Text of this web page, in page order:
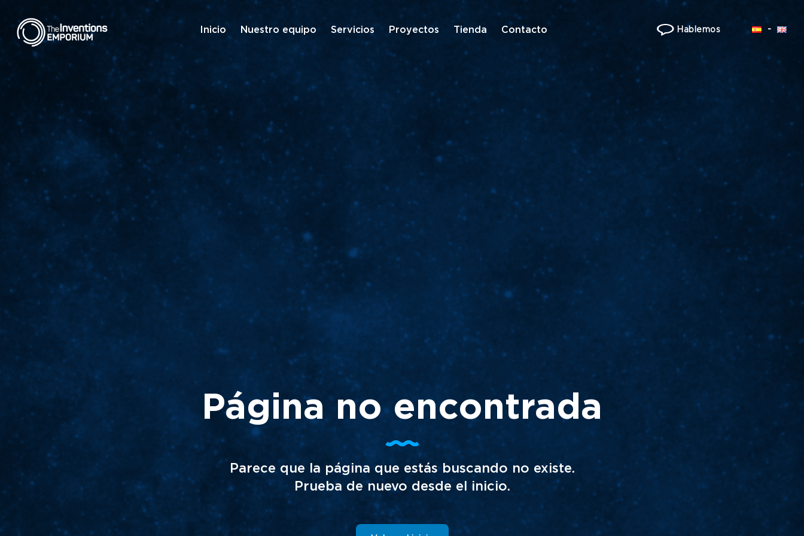
Inicio Nuestro equipo Servicios Proyectos Tienda Contacto Hablemos
Página no encontrada
Parece que la página que estás buscando no existe.
Prueba de nuevo desde el inicio.